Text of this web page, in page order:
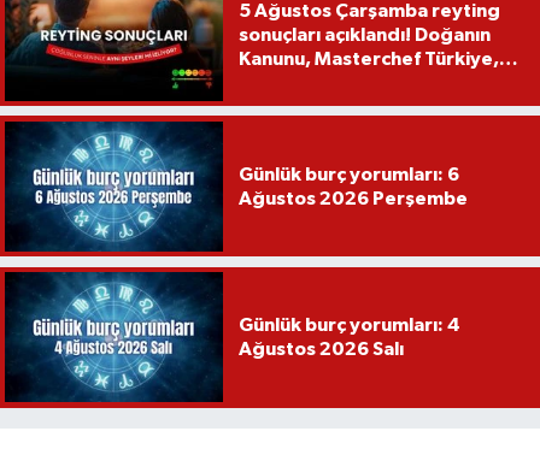
5 Ağustos Çarşamba reyting
sonuçları açıklandı! Doğanın
Kanunu, Masterchef Türkiye,
Günlük burç yorumları: 6
Ağustos 2026 Perşembe
Günlük burç yorumları: 4
Ağustos 2026 Salı